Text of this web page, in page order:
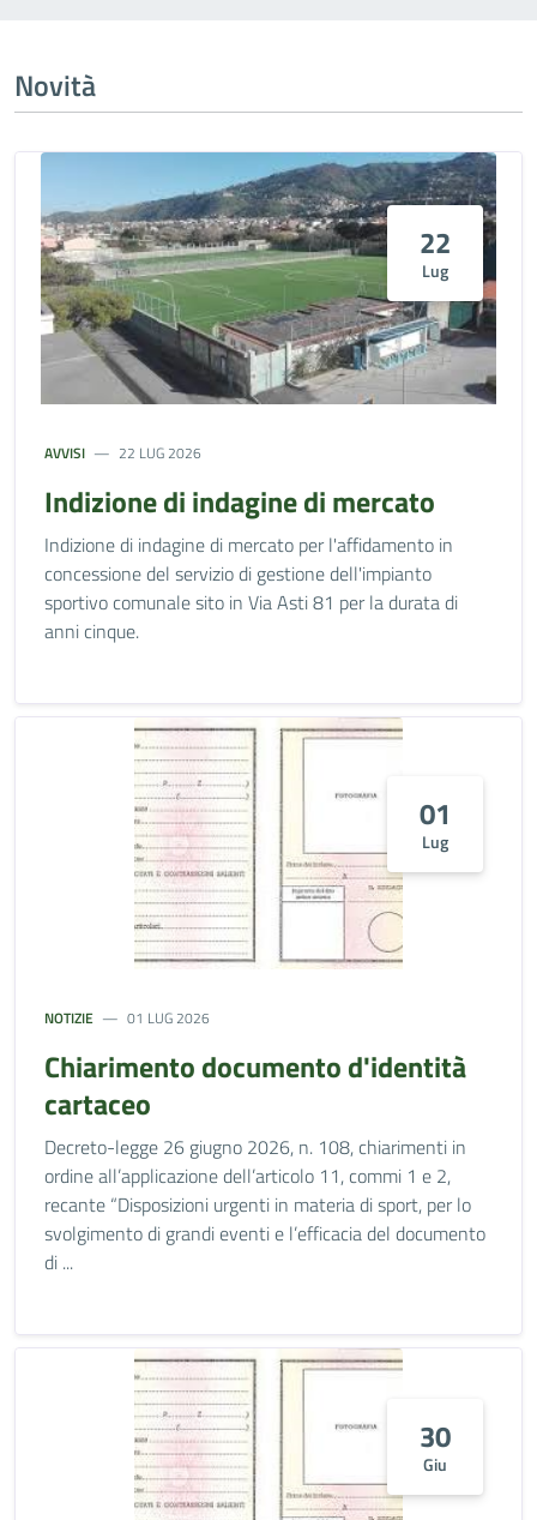
Novità
22
Lug
AVVISI 22 LUG 2026
Indizione di indagine di mercato
Indizione di indagine di mercato per l'affidamento in
concessione del servizio di gestione dell'impianto
sportivo comunale sito in Via Asti 81 per la durata di
anni cinque.
01
Lug
NOTIZIE 01 LUG 2026
Chiarimento documento d'identità
cartaceo
Decreto-legge 26 giugno 2026, n. 108, chiarimenti in
ordine all’applicazione dell’articolo 11, commi 1 e 2,
recante “Disposizioni urgenti in materia di sport, per lo
svolgimento di grandi eventi e l’efficacia del documento
di ...
30
Giu